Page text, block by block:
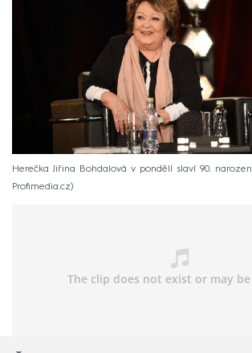
Herečka Jiřina Bohdalová v pondělí slaví 90.
Profimedia.cz